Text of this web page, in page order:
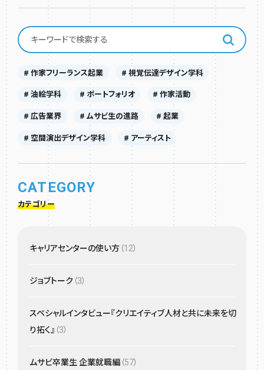
# 作家フリーランス起業 # 視覚伝達デザイン学科
# 油絵学科 # ポートフォリオ # 作家活動
# 広告業界 # ムサビ生の進路 # 起業
# 空間演出デザイン学科 # アーティスト
CATEGORY
カテゴリー
キャリアセンターの使い方 （12）
ジョブトーク （3）
スペシャルインタビュー『クリエイティブ人材と共に未来を切
り拓く』 （3）
ムサビ卒業生 企業就職編 （57）